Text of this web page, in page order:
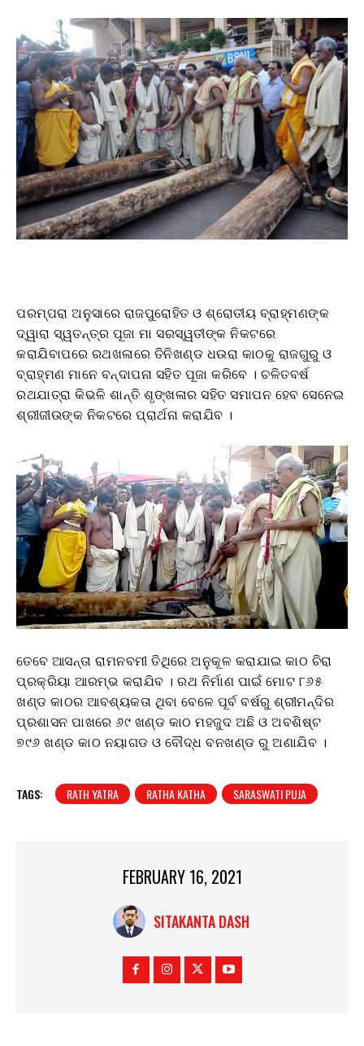
ପରମ୍ପରା ଅନୁସାରେ ରାଜପୁରୋହିତ ଓ ଶ୍ରୋତୀୟ ବ୍ରାହ୍ମଣଙ୍କ
ଦ୍ୱାରା ସ୍ୱତନ୍ତ୍ର ପୂଜା ମା ସରସ୍ୱତୀଙ୍କ ନିକଟରେ
କରାଯିବାପରେ ରଥଖଳାରେ ତିନିଖଣ୍ଡ ଧଉରା କାଠକୁ ରାଜଗୁରୁ ଓ
ବ୍ରାହ୍ମଣ ମାନେ ବନ୍ଦାପନା ସହିତ ପୂଜା କରିବେ । ଚଳିତବର୍ଷ
ରଥଯାତ୍ରା କିଭଳି ଶାନ୍ତି ଶୃଙ୍ଖଳାର ସହିତ ସମାପନ ହେବ ସେନେଇ
ଶ୍ରୀଜୀଉଙ୍କ ନିକଟରେ ପ୍ରାର୍ଥନା କରାଯିବ ।
ତେବେ ଆସନ୍ତା ରାମନବମୀ ତିଥିରେ ଅନୁକୂଳ କରାଯାଇ କାଠ ଚିରା
ପ୍ରକ୍ରିୟା ଆରମ୍ଭ କରାଯିବ । ରଥ ନିର୍ମାଣ ପାଇଁ ମୋଟ ୮୬୫
ଖଣ୍ଡ କାଠର ଆବଶ୍ୟକତା ଥିବା ବେଳେ ପୂର୍ବ ବର୍ଷରୁ ଶ୍ରୀମନ୍ଦିର
ପ୍ରଶାସନ ପାଖରେ ୬୯ ଖଣ୍ଡ କାଠ ମହଜୁଦ ଅଛି ଓ ଅବଶିଷ୍ଟ
୭୯୬ ଖଣ୍ଡ କାଠ ନୟାଗଡ ଓ ବୌଦ୍ଧ ବନଖଣ୍ଡ ରୁ ଅଣାଯିବ ।
TAGS: RATH YATRA RATHA KATHA SARASWATI PUJA
FEBRUARY 16, 2021
SITAKANTA DASH